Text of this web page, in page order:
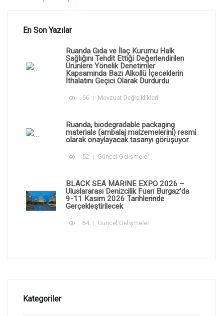
En Son Yazılar
Ruanda Gıda ve İlaç Kurumu Halk
Sağlığını Tehdit Ettiği Değerlendirilen
Ürünlere Yönelik Denetimler
Kapsamında Bazı Alkollü İçeceklerin
İthalatını Geçici Olarak Durdurdu
66 Mevzuat Değişiklikleri
Ruanda, biodegradable packaging
materials (ambalaj malzemelerini) resmi
olarak onaylayacak tasarıyı görüşüyor
52 Güncel Gelişmeler
BLACK SEA MARINE EXPO 2026 –
Uluslararası Denizcilik Fuarı Burgaz'da
9-11 Kasım 2026 Tarihlerinde
Gerçekleştirilecek
64 Güncel Gelişmeler
Kategoriler